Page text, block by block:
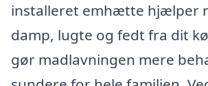
installeret emhætte hjælper
damp, lugte og fedt fra dit
gør madlavningen mere